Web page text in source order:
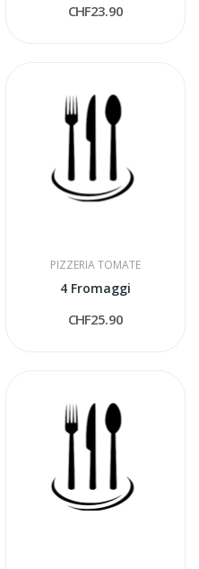
CHF23.90
PIZZERIA TOMATE
4 Fromaggi
CHF25.90